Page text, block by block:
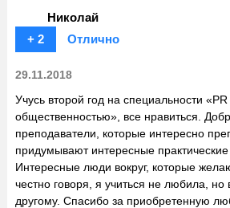
Николай
+ 2
Отлично
29.11.2018
Учусь второй год на специальности «PR
общественностью», все нравиться.
преподаватели, которые интересно
придумывают интересные практические
Интересные люди вокруг, которые
честно говоря, я учиться не любила,
другому. Спасибо за приобретенную